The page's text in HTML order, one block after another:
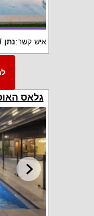
איש קשר:נתן
גלאס